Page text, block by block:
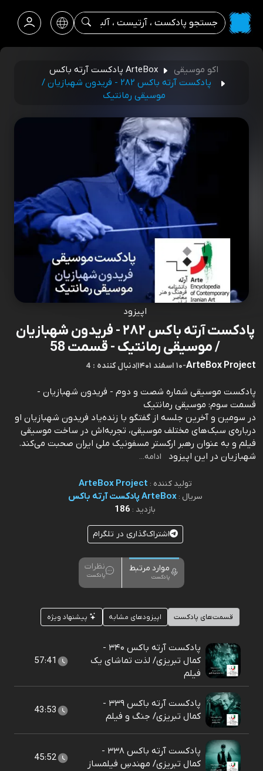
اکو موسیقی
ArteBox پادکست آرته باکس
پادکست آرته باکس ۲۸۲ - فریدون شهبازیان /
موسیقی رمانتیک
اپیزود
پادکست آرته باکس ۲۸۲ - فریدون شهبازیان
/ موسیقی رمانتیک - قسمت 58
ArteBox Project
-۱۰ اسفند ۱۴۰۱ |4 : دنبال کننده
پادکست موسیقی شماره شصت و دوم - فریدون شهبازیان -
قسمت سوم: موسیقی رمانتیک
در سومین و آخرین جلسه از گفتگو با زنده‌یاد فریدون شهبازیان او
درباره‌ی سبک‌های مختلف موسیقی، تجربه‌اش در ساخت موسیقی
فیلم و به عنوان رهبر ارکستر مسفونیک ملی ایران صحبت می‌کند.
شهبازیان در این اپیزود
ادامه...
تولید کننده : ArteBox Project
سریال :ArteBox پادکست آرته باکس
بازدید : 186
اشتراک‌گذاری در تلگرام
موارد مرتبط
پادکست
نظرات
پادکست
قسمت‌های پادکست اپیزودهای مشابه پیشنهاد ویژه
پادکست آرته باکس ۳۴۰ -
کمال تبریزی/ لذت تماشای یک
فیلم
57:41
پادکست آرته باکس ۳۳۹ -
کمال تبریزی/ جنگ و فیلم
43:53
پادکست آرته باکس ۳۳۸ -
کمال تبریزی/ مهندسِ فیلمساز
45:52